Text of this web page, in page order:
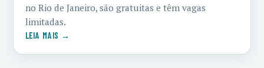
no Rio de Janeiro, são gratuitas e têm vagas
limitadas.
LEIA MAIS →